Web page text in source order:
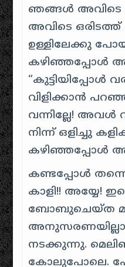
ഞങ്ങൾ അവിടെ
അവിടെ
ഉള്ളിലേക്കു
കഴിഞ്ഞപ്പോൾ
“കുട്ടിയിപ്പോൾ
വിളിക്കാൻ
വന്നില്ലേ! അവൾ
നിന്ന് ഒളിച്ചു
കഴിഞ്ഞപ്പോൾ
കണ്ടപ്പോൾ
കാളി!! അയ്യേ!
ബോബുചെയ്ത
നടക്കുന്നു.
കോലുപോലെ.